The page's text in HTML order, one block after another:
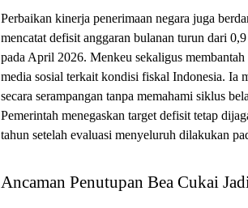
Perbaikan kinerja penerimaan negara juga
mencatat defisit anggaran bulanan turun dari
pada April 2026. Menkeu sekaligus
media sosial terkait kondisi fiskal Indonesia. Ia
secara serampangan tanpa memahami siklus
Pemerintah menegaskan target defisit tetap
tahun setelah evaluasi menyeluruh dilakukan
Ancaman Penutupan Bea Cukai